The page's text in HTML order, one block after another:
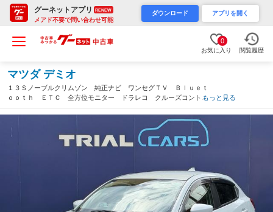
グーネットアプリ RENEW
メアド不要で問い合わせ可能
ダウンロード アプリを開く
0
お気に入り 閲覧履歴
マツダ デミオ
１３Ｓノーブルクリムゾン 純正ナビ ワンセグＴＶ Ｂｌｕｅｔ
ｏｏｔｈ ＥＴＣ 全方位モニター ドラレコ クルーズコントロ
ール ＬＥＤヘッドライト 純正１５インチアルミ スマートブレ
ーキサポート フロアマット（福岡県）
もっと見る